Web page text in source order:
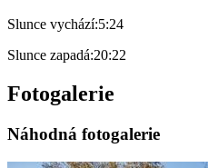
Slunce vychází:5:24
Slunce zapadá:20:22
Fotogalerie
Náhodná fotogalerie